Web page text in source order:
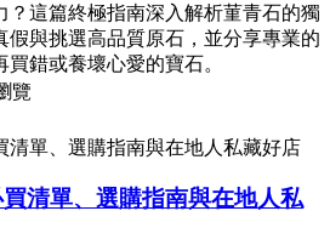
？這篇終極指南深入解析菫青石的獨
假與挑選高品質原石，並分享專業的
錯或養壞心愛的寶石。
覽
清單、選購指南與在地人私